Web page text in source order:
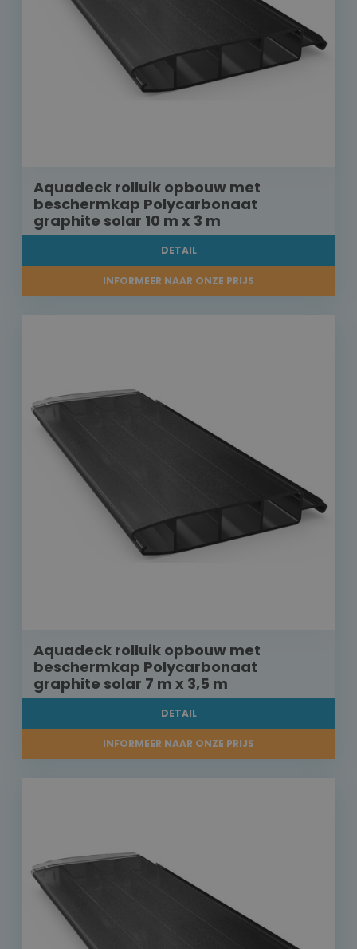
Aquadeck rolluik opbouw met
beschermkap Polycarbonaat
graphite solar 10 m x 3 m
DETAIL
INFORMEER NAAR ONZE PRIJS
Aquadeck rolluik opbouw met
beschermkap Polycarbonaat
graphite solar 7 m x 3,5 m
DETAIL
INFORMEER NAAR ONZE PRIJS